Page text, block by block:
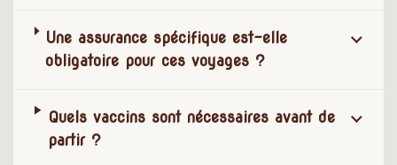
Une assurance spécifique est-elle
obligatoire pour ces voyages ?
Quels vaccins sont nécessaires avant de
partir ?